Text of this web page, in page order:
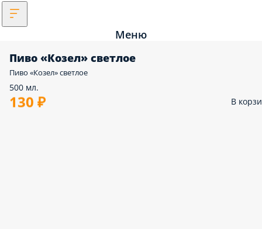
Меню
Пиво «Козел» светлое
Пиво «Козел» светлое
500 мл.
130 ₽ В